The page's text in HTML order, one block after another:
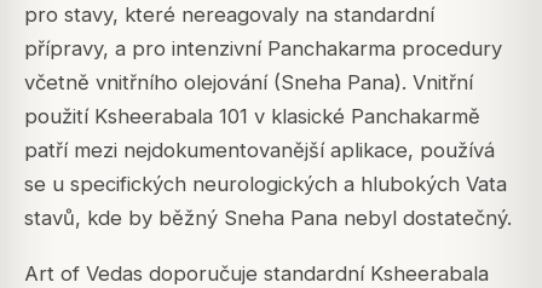
pro stavy, které nereagovaly na standardní
přípravy, a pro intenzivní Panchakarma procedury
včetně vnitřního olejování (Sneha Pana). Vnitřní
použití Ksheerabala 101 v klasické Panchakarmě
patří mezi nejdokumentovanější aplikace, používá
se u specifických neurologických a hlubokých Vata
stavů, kde by běžný Sneha Pana nebyl dostatečný.
Art of Vedas doporučuje standardní Ksheerabala